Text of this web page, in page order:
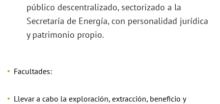
público descentralizado, sectorizado a la
Secretaría de Energía, con personalidad jurídica
y patrimonio propio.
Facultades:
Llevar a cabo la exploración, extracción, beneficio y